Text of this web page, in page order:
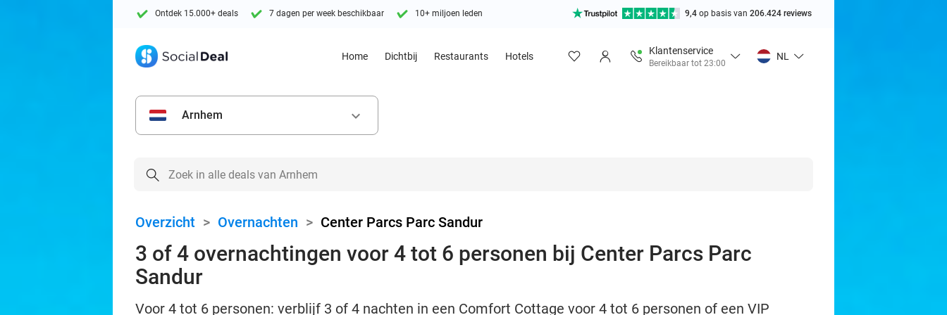
Ontdek 15.000+ deals 7 dagen per week beschikbaar 10+ miljoen leden 9,4 op basis van 206.424 reviews
Home Dichtbij Restaurants Hotels
Klantenservice
Bereikbaar tot 23:00
NL
Arnhem keyboard_arrow_down
Overzicht > Overnachten > Center Parcs Parc Sandur
3 of 4 overnachtingen voor 4 tot 6 personen bij Center Parcs Parc
Sandur
Voor 4 tot 6 personen: verblijf 3 of 4 nachten in een Comfort Cottage voor 4 tot 6 personen of een VIP